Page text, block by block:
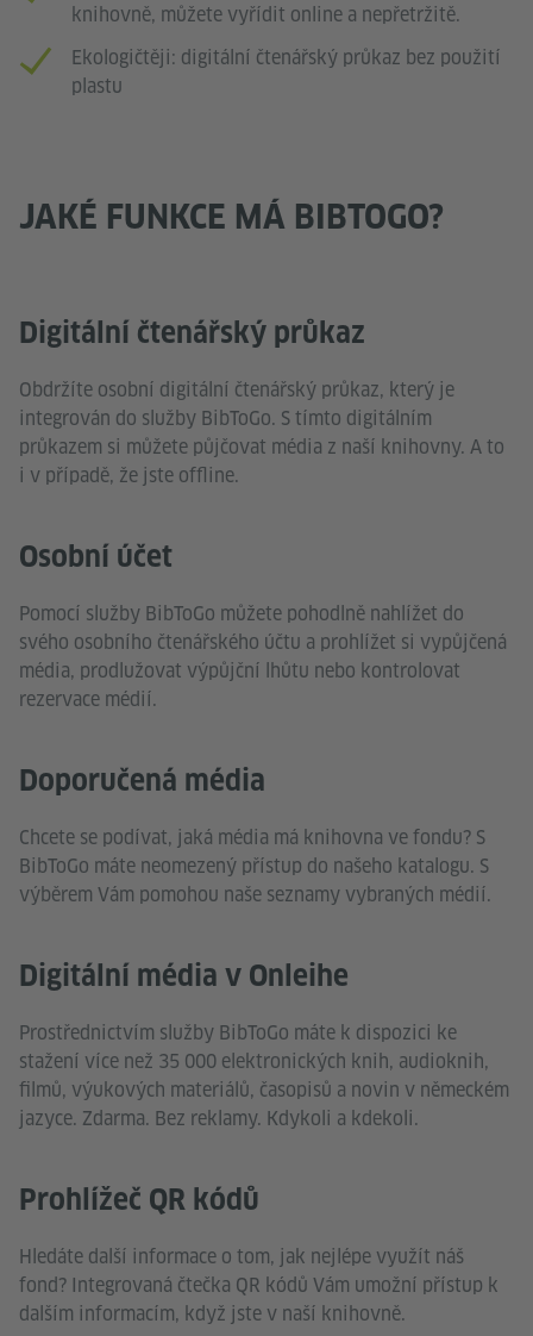
knihovně, můžete vyřídit online a nepřetržitě.
Ekologičtěji: digitální čtenářský průkaz bez použití
plastu
JAKÉ FUNKCE MÁ BIBTOGO?
Digitální čtenářský průkaz
Obdržíte osobní digitální čtenářský průkaz, který je
integrován do služby BibToGo. S tímto digitálním
průkazem si můžete půjčovat média z naší knihovny. A to
i v případě, že jste offline.
Osobní účet
Pomocí služby BibToGo můžete pohodlně nahlížet do
svého osobního čtenářského účtu a prohlížet si vypůjčená
média, prodlužovat výpůjční lhůtu nebo kontrolovat
rezervace médií.
Doporučená média
Chcete se podívat, jaká média má knihovna ve fondu? S
BibToGo máte neomezený přístup do našeho katalogu. S
výběrem Vám pomohou naše seznamy vybraných médií.
Digitální média v Onleihe
Prostřednictvím služby BibToGo máte k dispozici ke
stažení více než 35 000 elektronických knih, audioknih,
filmů, výukových materiálů, časopisů a novin v německém
jazyce. Zdarma. Bez reklamy. Kdykoli a kdekoli.
Prohlížeč QR kódů
Hledáte další informace o tom, jak nejlépe využít náš
fond? Integrovaná čtečka QR kódů Vám umožní přístup k
dalším informacím, když jste v naší knihovně.